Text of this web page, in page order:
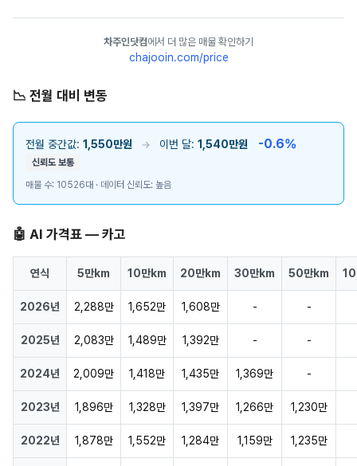
차주인닷컴에서 더 많은 매물 확인하기
chajooin.com/price
📉 전월 대비 변동
전월 중간값: 1,550만원 → 이번 달: 1,540만원 -0.6%
신뢰도 보통
매물 수: 10526대 · 데이터 신뢰도: 높음
🤖 AI 가격표 — 카고
연식 5만km 10만km 20만km 30만km 50만km
2026년 2,288만 1,652만 1,608만 - -
2025년 2,083만 1,489만 1,392만 - -
2024년 2,009만 1,418만 1,435만 1,369만 -
2023년 1,896만 1,328만 1,397만 1,266만 1,230만
2022년 1,878만 1,552만 1,284만 1,159만 1,235만